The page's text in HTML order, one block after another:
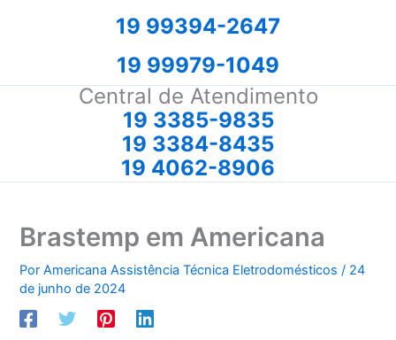
19 99394-2647
19 99979-1049
Central de Atendimento
19 3385-9835
19 3384-8435
19 4062-8906
Brastemp em Americana
PorAmericana Assistência Técnica Eletrodomésticos/ 24
de junho de 2024